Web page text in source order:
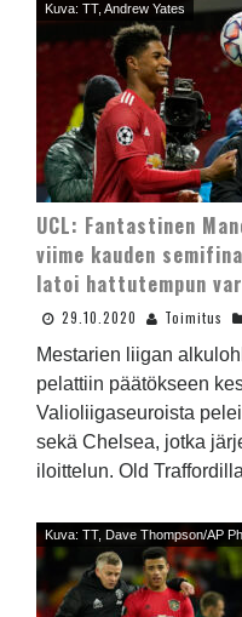
Kuva: TT, Andrew Yates
UCL: Fantastinen
viime kauden
latoi hattutempun
29.10.2020 Toimitus
Mestarien liigan
pelattiin päätökseen
Valioliigaseuroista
sekä Chelsea, jotka
iloittelun. Old
Kuva: TT, Dave Thompson/AP